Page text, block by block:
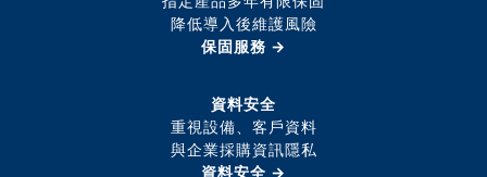
降低導入後維護風險
保固服務 →
資料安全
重視設備、客戶資料
與企業採購資訊隱私
資料安全 →